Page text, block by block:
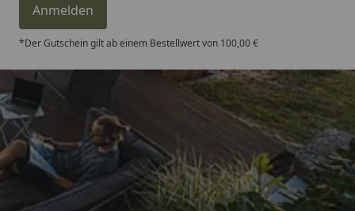
Anmelden
*Der Gutschein gilt ab einem Bestellwert von 100,00 €
Trusted Shops
4,81/ 5